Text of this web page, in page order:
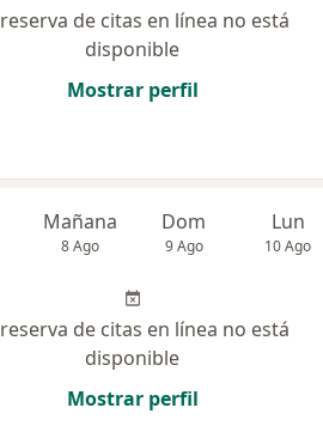
de citas en línea no está
disponible
Mostrar perfil
Mañana
8 Ago
Dom
9 Ago
Lun
10 Ago
de citas en línea no está
disponible
Mostrar perfil